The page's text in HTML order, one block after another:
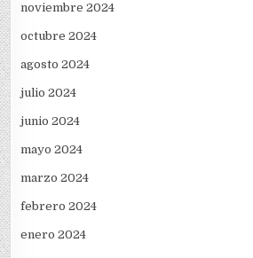
noviembre 2024
octubre 2024
agosto 2024
julio 2024
junio 2024
mayo 2024
marzo 2024
febrero 2024
enero 2024